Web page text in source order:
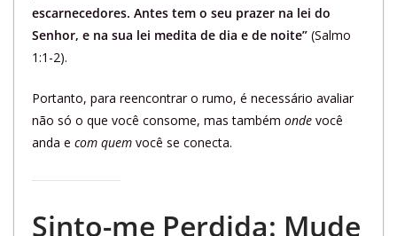
escarnecedores. Antes tem o seu prazer na lei do
Senhor, e na sua lei medita de dia e de noite” (Salmo
1:1-2).
Portanto, para reencontrar o rumo, é necessário avaliar
não só o que você consome, mas também onde você
anda e com quem você se conecta.
Sinto-me Perdida: Mude